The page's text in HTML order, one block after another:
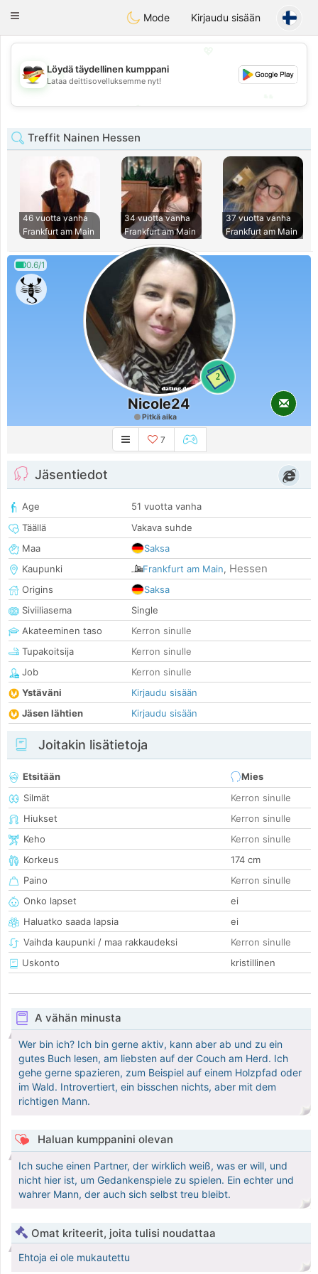
Deutsch Dating
Toggle
Mode Kirjaudu sisään
💖
💕
Löydä täydellinen kumppani
Lataa deittisovelluksemme nyt!
Treffit Nainen Hessen
46 vuotta vanha
Frankfurt am Main
34 vuotta vanha
Frankfurt am Main
37 vuotta vanha
Frankfurt am Main
0.6/1
2
Nicole24
Pitkä aika
7
Jäsentiedot
Age
51 vuotta vanha
Täällä
Vakava suhde
Maa
Saksa
Kaupunki
Frankfurt am Main, Hessen
Origins
Saksa
Siviiliasema
Single
Akateeminen taso
Kerron sinulle
Tupakoitsija
Kerron sinulle
Job
Kerron sinulle
Ystäväni
Kirjaudu sisään
Jäsen lähtien
Kirjaudu sisään
Joitakin lisätietoja
Etsitään
Mies
Silmät
Kerron sinulle
Hiukset
Kerron sinulle
Keho
Kerron sinulle
Korkeus
174 cm
Paino
Kerron sinulle
Onko lapset
ei
Haluatko saada lapsia
ei
Vaihda kaupunki / maa rakkaudeksi
Kerron sinulle
Uskonto
kristillinen
A vähän minusta
Wer bin ich? Ich bin gerne aktiv, kann aber ab und zu ein
gutes Buch lesen, am liebsten auf der Couch am Herd. Ich
gehe gerne spazieren, zum Beispiel auf einem Holzpfad oder
im Wald. Introvertiert, ein bisschen nichts, aber mit dem
richtigen Mann.
Haluan kumppanini olevan
Ich suche einen Partner, der wirklich weiß, was er will, und
nicht hier ist, um Gedankenspiele zu spielen. Ein echter und
wahrer Mann, der auch sich selbst treu bleibt.
Omat kriteerit, joita tulisi noudattaa
Ehtoja ei ole mukautettu